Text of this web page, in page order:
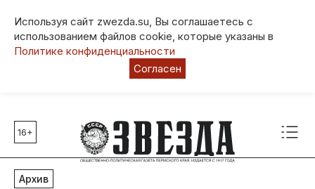
Используя сайт zwezda.su, Вы соглашаетесь с
использованием файлов cookie, которые указаны в
Политике конфиденциальности
Согласен
Главные темы
80 лет Победы
Молодежная столица РФ
16+
Архив